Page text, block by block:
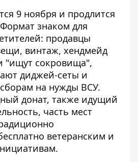
9 ноября и продлится
знаком для
продавцы
винтаж, хендмейд
"ищут сокровища",
диджей-сеты и
на нужды ВСУ.
донат, также идущий
часть мест
ветеранским и